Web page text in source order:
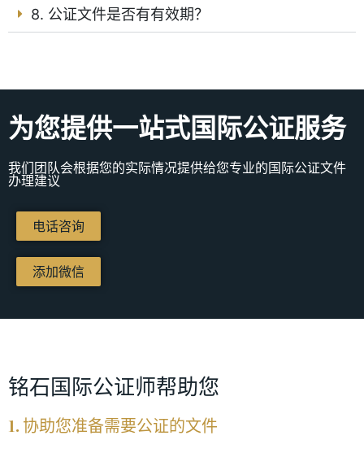
8. 公证文件是否有有效期？
为您提供一站式国际公证服务
我们团队会根据您的实际情况提供给您专业的国际公证文件
办理建议
电话咨询
添加微信
铭石国际公证师帮助您
1. 协助您准备需要公证的文件